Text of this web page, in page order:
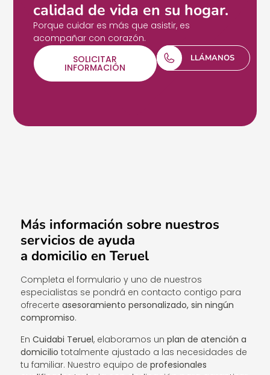
calidad de vida en su hogar.
Porque cuidar es más que asistir, es
acompañar con corazón.
SOLICITAR
INFORMACIÓN
LLÁMANOS
Más información sobre nuestros
servicios de ayuda
a domicilio en Teruel
Completa el formulario y uno de nuestros
especialistas se pondrá en contacto contigo para
ofrecerteasesoramiento personalizado, sin ningún
compromiso.
EnCuidabi Teruel, elaboramos unplan de atención a
domicilio totalmente ajustado a las necesidades de
tu familiar. Nuestro equipo deprofesionales